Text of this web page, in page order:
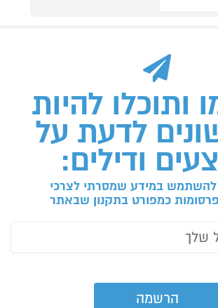
ותוכלו להיות
לדעת על
ודילים:
במידע שמסרתי לצרכי
כמפורט בתקנון שבאתר